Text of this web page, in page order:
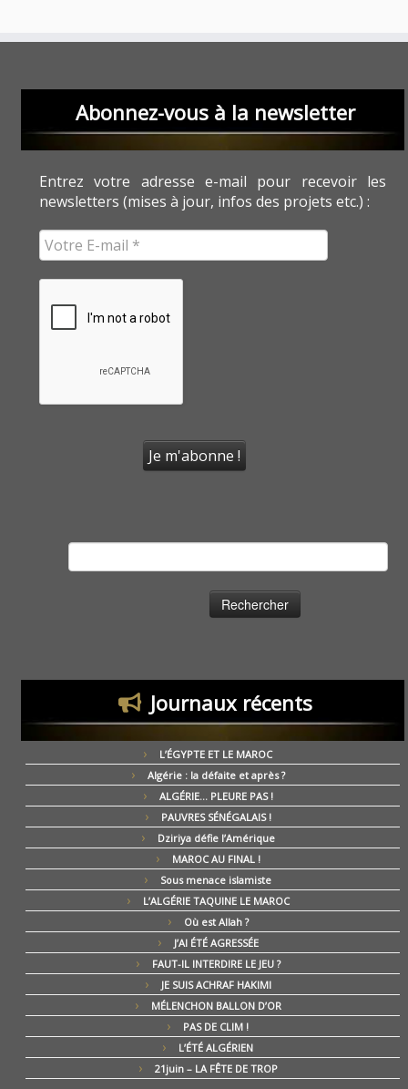
Abonnez-vous à la newsletter
Entrez votre adresse e-mail pour recevoir les
newsletters (mises à jour, infos des projets etc.) :
Journaux récents
L’ÉGYPTE ET LE MAROC
Algérie : la défaite et après ?
ALGÉRIE… PLEURE PAS !
PAUVRES SÉNÉGALAIS !
Dziriya défie l’Amérique
MAROC AU FINAL !
Sous menace islamiste
L’ALGÉRIE TAQUINE LE MAROC
Où est Allah ?
J’AI ÉTÉ AGRESSÉE
FAUT-IL INTERDIRE LE JEU ?
JE SUIS ACHRAF HAKIMI
MÉLENCHON BALLON D’OR
PAS DE CLIM !
L’ÉTÉ ALGÉRIEN
21juin – LA FÊTE DE TROP